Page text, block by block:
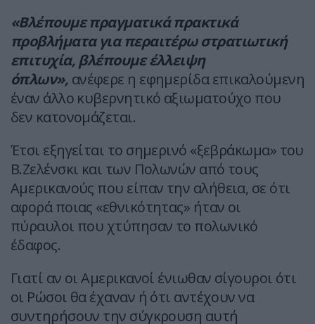
«Βλέπουμε πραγματικά πρακτικά
προβλήματα για περαιτέρω στρατιωτική
επιτυχία, βλέπουμε έλλειψη
όπλων», ανέφερε η εφημερίδα επικαλούμενη
έναν άλλο κυβερνητικό αξιωματούχο που
δεν κατονομάζεται.
Έτσι εξηγείται το σημερινό «ξεβράκωμα» του
Β.Ζελένσκι και των Πολωνών από τους
Αμερικανούς που είπαν την αλήθεια, σε ότι
αφορά ποιας «εθνικότητας» ήταν οι
πύραυλοι που χτύπησαν το πολωνικό
έδαφος.
Γιατί αν οι Αμερικανοί ένιωθαν σίγουροι ότι
οι Ρώσοι θα έχαναν ή ότι αντέχουν να
συντηρήσουν την σύγκρουση αυτή